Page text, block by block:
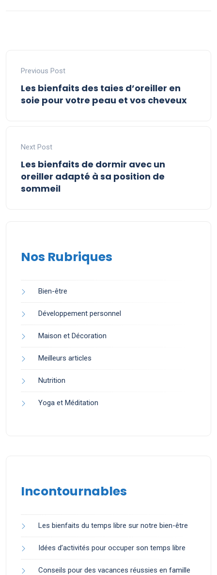
Previous Post
Les bienfaits des taies d’oreiller en
soie pour votre peau et vos cheveux
Next Post
Les bienfaits de dormir avec un
oreiller adapté à sa position de
sommeil
Nos Rubriques
Bien-être
Développement personnel
Maison et Décoration
Meilleurs articles
Nutrition
Yoga et Méditation
Incontournables
Les bienfaits du temps libre sur notre bien-être
Idées d’activités pour occuper son temps libre
Conseils pour des vacances réussies en famille